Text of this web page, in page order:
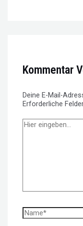
Kommentar
Deine E-Mail-
Erforderliche
Hier
Name*